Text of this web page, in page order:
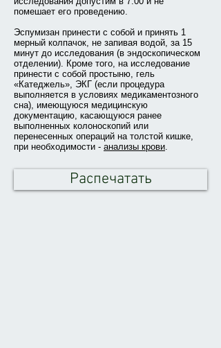
помешает его проведению.
Эспумизан принести с собой и принять 1
мерный колпачок, не запивая водой, за 15
минут до исследования (в эндоскопическом
отделении). Кроме того, на исследование
принести с собой простыню, гель
«Катеджель», ЭКГ (если процедура
выполняется в условиях медикаментозного
сна), имеющуюся медицинскую
документацию, касающуюся ранее
выполненных колоноскопий или
перенесенных операций на толстой кишке,
при необходимости - анализы крови.
Распечатать